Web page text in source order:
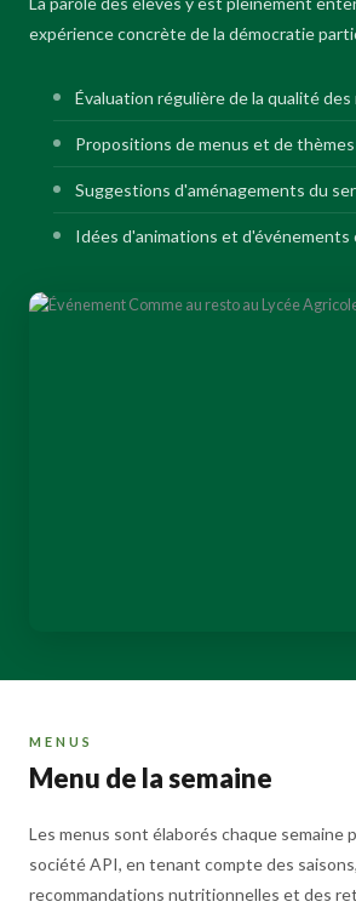
expérience concrète de la démocratie
Évaluation régulière de la qualité des
Propositions de menus et de thèmes
Suggestions d'aménagements du
Idées d'animations et d'événements
MENUS
Menu de la semaine
Les menus sont élaborés chaque semaine
société API, en tenant compte des
recommandations nutritionnelles et des